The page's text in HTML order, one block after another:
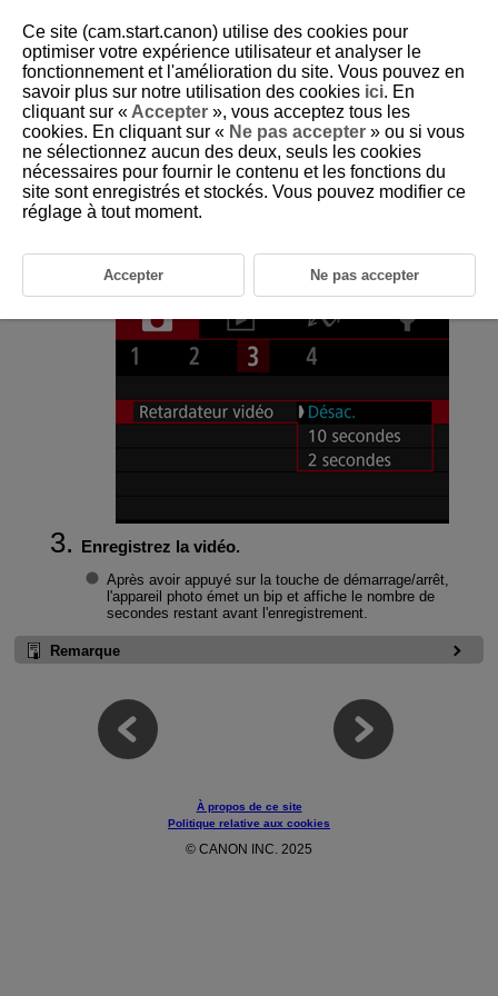
D250-032
Retardateur vidéo
L'enregistrement peut être démarré par le biais du retardateur.
Sélectionnez [ :Retardateur vidéo] (
).
Sélectionnez une option.
Enregistrez la vidéo.
Après avoir appuyé sur la touche de démarrage/arrêt,
l'appareil photo émet un bip et affiche le nombre de
secondes restant avant l'enregistrement.
Remarque
À propos de ce site
Politique relative aux cookies
© CANON INC. 2025
Ce site (cam.start.canon) utilise des cookies pour
optimiser votre expérience utilisateur et analyser le
fonctionnement et l'amélioration du site. Vous pouvez en
savoir plus sur notre utilisation des cookies ici. En
cliquant sur « Accepter », vous acceptez tous les
cookies. En cliquant sur « Ne pas accepter » ou si vous
ne sélectionnez aucun des deux, seuls les cookies
nécessaires pour fournir le contenu et les fonctions du
site sont enregistrés et stockés. Vous pouvez modifier ce
réglage à tout moment.
Accepter Ne pas accepter